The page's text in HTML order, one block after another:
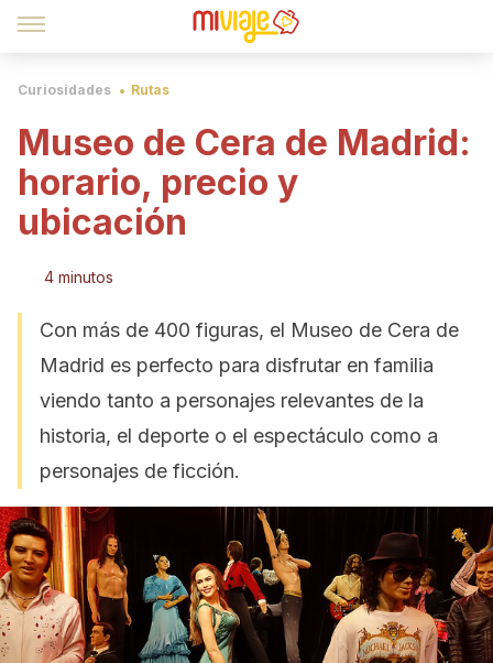
Curiosidades Rutas
Museo de Cera de Madrid:
horario, precio y
ubicación
4 minutos
Con más de 400 figuras, el Museo de Cera de
Madrid es perfecto para disfrutar en familia
viendo tanto a personajes relevantes de la
historia, el deporte o el espectáculo como a
personajes de ficción.